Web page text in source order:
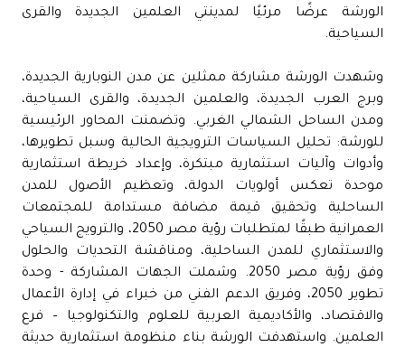
الورشة عرضًا مرئيًا لمدينتي العلمين الجديدة والقرى
السياحية.
وشهدت الورشة مشاركة ممثلين عن مدن النوبارية الجديدة،
وبرج العرب الجديدة، والعلمين الجديدة، والقرى السياحية،
ومدن الساحل الشمالي الغربي. وتضمنت المحاور الرئيسية
للورشة: تحليل السياسات الترويجية الحالية وسبل تطويرها،
وأدوات وآليات استثمارية مبتكرة، وإعداد خريطة استثمارية
موحدة تعكس أولويات الدولة، وتعظيم الأصول للمدن
الساحلية وتحقيق قيمة مضافة مستدامة للمجتمعات
العمرانية طبقًا لمتطلبات رؤية مصر 2050، والترويج السياحي
والاستثماري للمدن الساحلية، ومناقشة التحديات والحلول
وفق رؤية مصر 2050. وشملت الجهات المشاركة - وحدة
تطوير 2050، وفريق الدعم الفني من خبراء في إدارة الأعمال
والاقتصاد، والأكاديمية العربية للعلوم والتكنولوجيا – فرع
العلمين. واستهدفت الورشة بناء منظومة استثمارية حديثة